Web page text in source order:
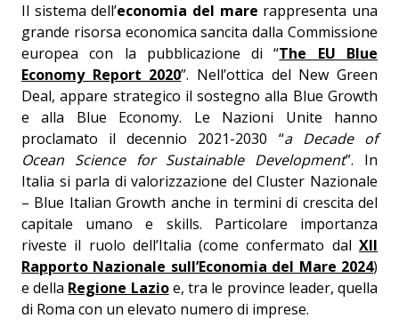
Il sistema dell’economia del mare rappresenta una
grande risorsa economica sancita dalla Commissione
europea con la pubblicazione di “The EU Blue
Economy Report 2020”. Nell’ottica del New Green
Deal, appare strategico il sostegno alla Blue Growth
e alla Blue Economy. Le Nazioni Unite hanno
proclamato il decennio 2021-2030 “a Decade of
Ocean Science for Sustainable Development”. In
Italia si parla di valorizzazione del Cluster Nazionale
– Blue Italian Growth anche in termini di crescita del
capitale umano e skills. Particolare importanza
riveste il ruolo dell’Italia (come confermato dalXII
Rapporto Nazionale sull’Economia del Mare 2024)
e della Regione Lazioe, tra le province leader, quella
di Roma con un elevato numero di imprese.